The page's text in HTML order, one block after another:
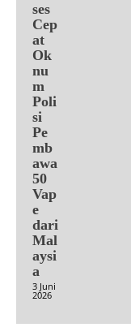
ses
Cep
at
Ok
nu
m
Poli
si
Pe
mb
awa
50
Vap
e
dari
Mal
aysi
a
3 Juni
2026